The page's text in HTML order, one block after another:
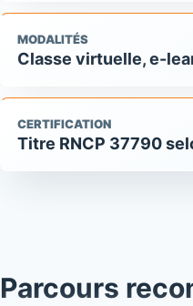
MODALITÉS
Classe virtuelle, e-
CERTIFICATION
Titre RNCP 37790
Parcours